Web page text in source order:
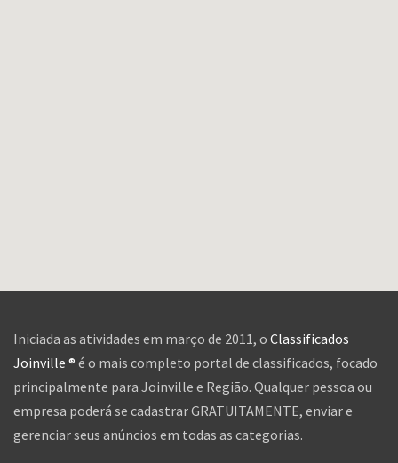
Iniciada as atividades em março de 2011, o Classificados
Joinville ® é o mais completo portal de classificados, focado
principalmente para Joinville e Região. Qualquer pessoa ou
empresa poderá se cadastrar GRATUITAMENTE, enviar e
gerenciar seus anúncios em todas as categorias.